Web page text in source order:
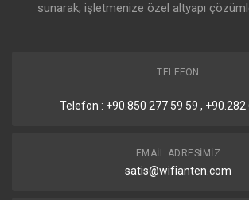
sunarak, işletmenize özel altyapı
TELEFON
Telefon : +90.850 277 59 59 , +90.282
EMAIL ADRESIMIZ
satis@wifianten.com